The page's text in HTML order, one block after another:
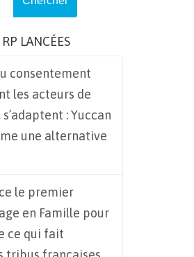
LANCÉES
consentement
les acteurs de
: Yuccan
une alternative
le premier
en Famille pour
ce qui fait